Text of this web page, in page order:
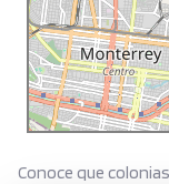
SALIR
Conoce que